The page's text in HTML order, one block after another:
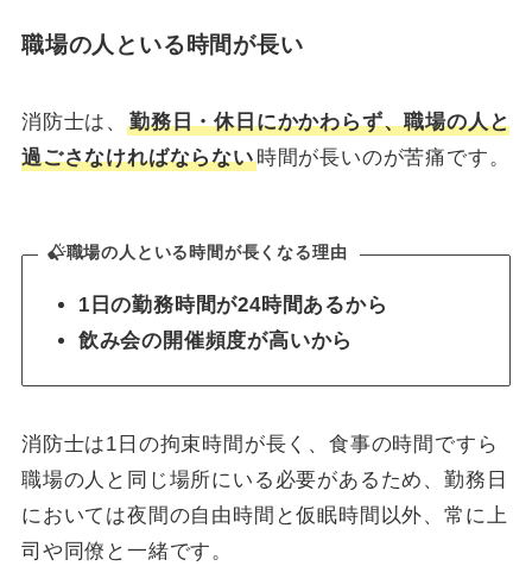
職場の人といる時間が長い
消防士は、
勤務日・休日にかかわらず、職場の人と
過ごさなければならない時間が長いのが苦痛です。
職場の人といる時間が長くなる理由
1日の勤務時間が24時間あるから
飲み会の開催頻度が高いから
消防士は1日の拘束時間が長く、食事の時間ですら
職場の人と同じ場所にいる必要があるため、勤務日
においては夜間の自由時間と仮眠時間以外、常に上
司や同僚と一緒です。